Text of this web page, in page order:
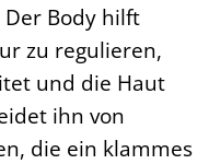
Body hilft
zu regulieren,
und die Haut
ihn von
die ein klammes